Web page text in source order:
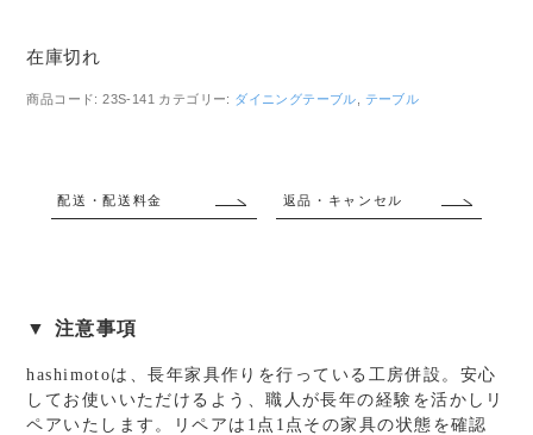
在庫切れ
商品コード:23S-141 カテゴリー: ダイニングテーブル テーブル
配送・配送料金 返品・キャンセル
▼ 注意事項
hashimotoは、長年家具作りを行っている工房併設。安心
してお使いいただけるよう、職人が長年の経験を活かしリ
ペアいたします。リペアは1点1点その家具の状態を確認